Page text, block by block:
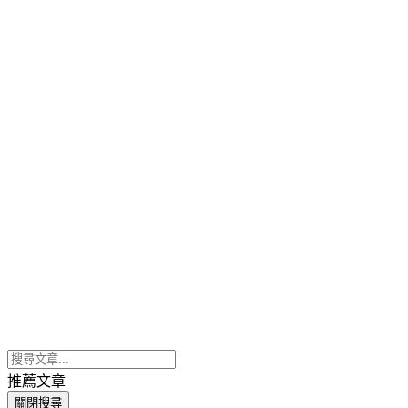
推薦文章
關閉搜尋